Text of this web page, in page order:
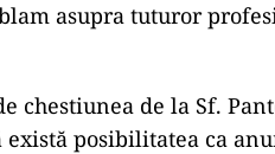
asupra tuturor
chestiunea de la Sf.
există posibilitatea ca